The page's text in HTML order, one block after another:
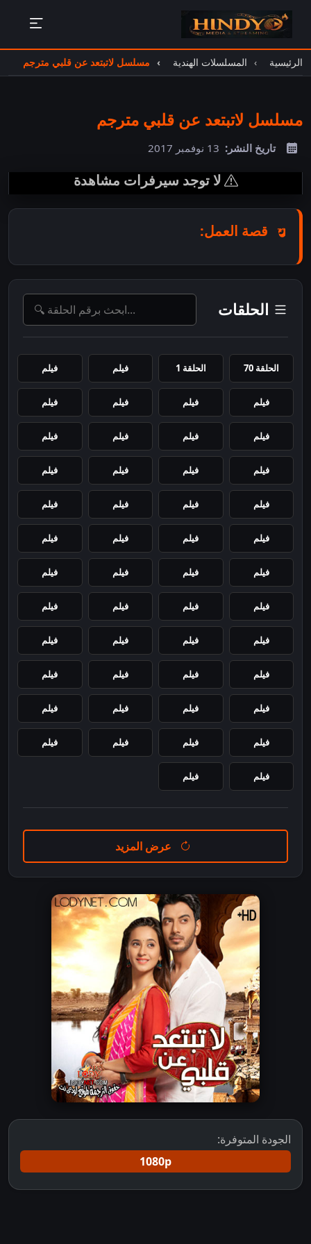
الرئيسية المسلسلات الهندية مسلسل لاتبتعد عن قلبي مترجم
مسلسل لاتبتعد عن قلبي مترجم
تاريخ النشر: 13 نوفمبر 2017
لا توجد سيرفرات مشاهدة
قصة العمل:
الحلقات
الحلقة 70 الحلقة 1 فيلم فيلم
فيلم فيلم فيلم فيلم
فيلم فيلم فيلم فيلم
فيلم فيلم فيلم فيلم
فيلم فيلم فيلم فيلم
فيلم فيلم فيلم فيلم
فيلم فيلم فيلم فيلم
فيلم فيلم فيلم فيلم
فيلم فيلم فيلم فيلم
فيلم فيلم فيلم فيلم
فيلم فيلم فيلم فيلم
فيلم فيلم فيلم فيلم
فيلم فيلم
عرض المزيد
الجودة المتوفرة:
1080p